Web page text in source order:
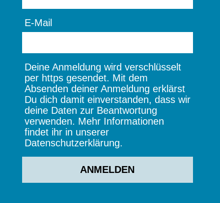
E-Mail
Deine Anmeldung wird verschlüsselt
per https gesendet. Mit dem
Absenden deiner Anmeldung erklärst
Du dich damit einverstanden, dass wir
deine Daten zur Beantwortung
verwenden. Mehr Informationen
findet ihr in unserer
Datenschutzerklärung.